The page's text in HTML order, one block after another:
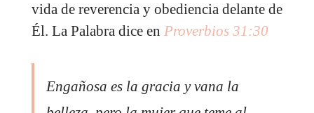
vida de reverencia y obediencia delante de
Él. La Palabra dice en Proverbios 31:30
Engañosa es la gracia y vana la